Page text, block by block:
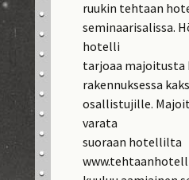
ruukin tehtaan
seminaarisalissa.
hotelli
tarjoaa majoitusta
rakennuksessa
osallistujille.
varata
suoraan hotellilta